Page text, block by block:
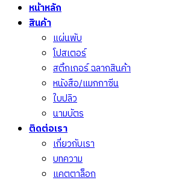
หน้าหลัก
สินค้า
แผ่นพับ
โปสเตอร์
สติ้กเกอร์ ฉลากสินค้า
หนังสือ/แมกกาซีน
ใบปลิว
นามบัตร
ติดต่อเรา
เกี่ยวกับเรา
บทความ
แคตตาล็อก